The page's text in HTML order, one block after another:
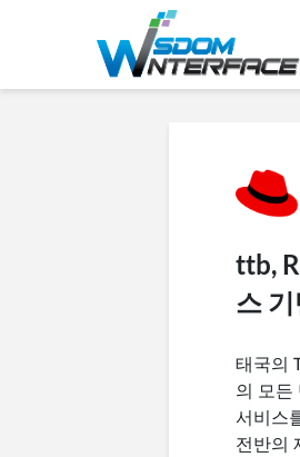
ttb,
스
태국의
의 모든
서비스
전반의